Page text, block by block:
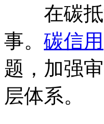
在碳抵
事。 碳信用
题，加强
层体系。